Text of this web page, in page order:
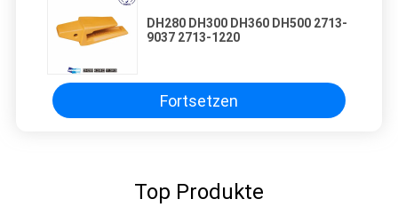
DH280 DH300 DH360 DH500 2713-
9037 2713-1220
Fortsetzen
Top Produkte